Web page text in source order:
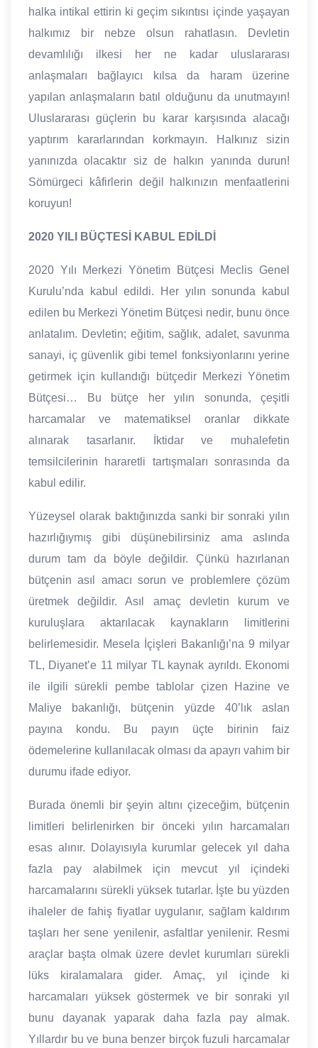
halka intikal ettirin ki geçim sıkıntısı içinde yaşayan
halkımız bir nebze olsun rahatlasın. Devletin
devamlılığı ilkesi her ne kadar uluslararası
anlaşmaları bağlayıcı kılsa da haram üzerine
yapılan anlaşmaların batıl olduğunu da unutmayın!
Uluslararası güçlerin bu karar karşısında alacağı
yaptırım kararlarından korkmayın. Halkınız sizin
yanınızda olacaktır siz de halkın yanında durun!
Sömürgeci kâfirlerin değil halkınızın menfaatlerini
koruyun!
2020 YILI BÜÇTESİ KABUL EDİLDİ
2020 Yılı Merkezi Yönetim Bütçesi Meclis Genel
Kurulu’nda kabul edildi. Her yılın sonunda kabul
edilen bu Merkezi Yönetim Bütçesi nedir, bunu önce
anlatalım. Devletin; eğitim, sağlık, adalet, savunma
sanayi, iç güvenlik gibi temel fonksiyonlarını yerine
getirmek için kullandığı bütçedir Merkezi Yönetim
Bütçesi… Bu bütçe her yılın sonunda, çeşitli
harcamalar ve matematiksel oranlar dikkate
alınarak tasarlanır. İktidar ve muhalefetin
temsilcilerinin hararetli tartışmaları sonrasında da
kabul edilir.
Yüzeysel olarak baktığınızda sanki bir sonraki yılın
hazırlığıymış gibi düşünebilirsiniz ama aslında
durum tam da böyle değildir. Çünkü hazırlanan
bütçenin asıl amacı sorun ve problemlere çözüm
üretmek değildir. Asıl amaç devletin kurum ve
kuruluşlara aktarılacak kaynakların limitlerini
belirlemesidir. Mesela İçişleri Bakanlığı’na 9 milyar
TL, Diyanet’e 11 milyar TL kaynak ayrıldı. Ekonomi
ile ilgili sürekli pembe tablolar çizen Hazine ve
Maliye bakanlığı, bütçenin yüzde 40’lık aslan
payına kondu. Bu payın üçte birinin faiz
ödemelerine kullanılacak olması da apayrı vahim bir
durumu ifade ediyor.
Burada önemli bir şeyin altını çizeceğim, bütçenin
limitleri belirlenirken bir önceki yılın harcamaları
esas alınır. Dolayısıyla kurumlar gelecek yıl daha
fazla pay alabilmek için mevcut yıl içindeki
harcamalarını sürekli yüksek tutarlar. İşte bu yüzden
ihaleler de fahiş fiyatlar uygulanır, sağlam kaldırım
taşları her sene yenilenir, asfaltlar yenilenir. Resmi
araçlar başta olmak üzere devlet kurumları sürekli
lüks kiralamalara gider. Amaç, yıl içinde ki
harcamaları yüksek göstermek ve bir sonraki yıl
bunu dayanak yaparak daha fazla pay almak.
Yıllardır bu ve buna benzer birçok fuzuli harcamalar